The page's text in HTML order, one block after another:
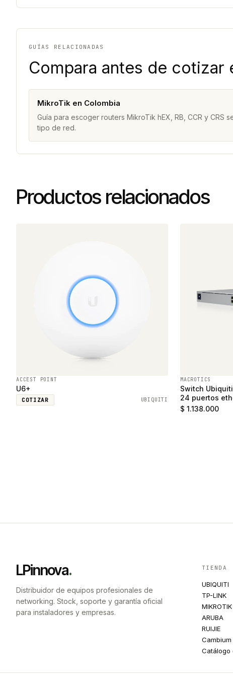
GUÍAS RELACIONADAS
Compara antes de cotizar
MikroTik en Colombia
Guía para escoger routers MikroTik hEX, RB, CCR y CRS
tipo de red.
Productos relacionados
ACCEST POINT
U6+
COTIZAR UBIQUITI
MACROTICS
Switch
24 puertos
SFP
$ 1.138.000
LPinnova.
Distribuidor de equipos profesionales de
networking. Stock, soporte y garantía oficial
para instaladores y empresas.
TIENDA
UBIQUITI
TP-LINK
MIKROTIK
ARUBA
RUIJIE
Cambium
Catálogo